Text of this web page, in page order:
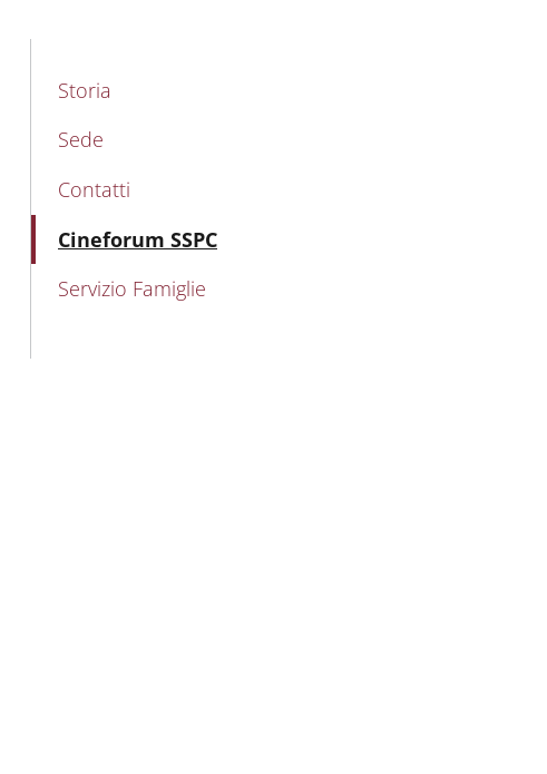
MAIN NAVIGATION
Storia
Sede
Contatti
Cineforum SSPC
Servizio Famiglie